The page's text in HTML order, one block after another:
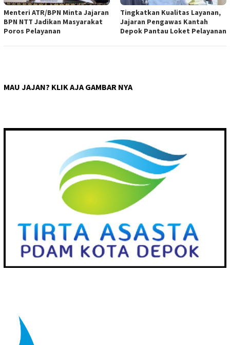
Menteri ATR/BPN Minta Jajaran
BPN NTT Jadikan Masyarakat
Poros Pelayanan
Tingkatkan Kualitas Layanan,
Jajaran Pengawas Kantah
Depok Pantau Loket Pelayanan
MAU JAJAN? KLIK AJA GAMBAR NYA